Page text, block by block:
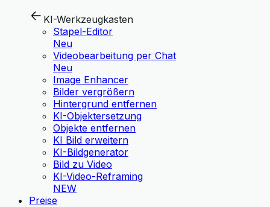
KI-Werkzeugkasten
Stapel-Editor
Neu
Videobearbeitung per Chat
Neu
Image Enhancer
Bilder vergrößern
Hintergrund entfernen
KI-Objektersetzung
Objekte entfernen
KI Bild erweitern
KI-Bildgenerator
Bild zu Video
KI-Video-Reframing
NEW
Preise